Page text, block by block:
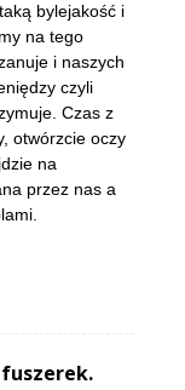
bylejakość i
na tego
i naszych
czyli
Czas z
otwórzcie oczy
na
przez nas a